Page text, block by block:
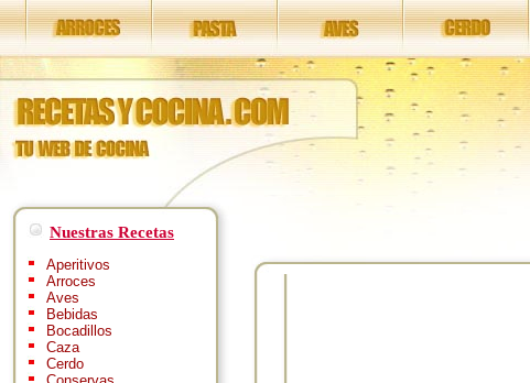
Nuestras Recetas
Aperitivos
Arroces
Aves
Bebidas
Bocadillos
Caza
Cerdo